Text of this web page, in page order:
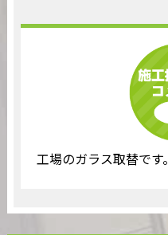
工場のガラス取替です。